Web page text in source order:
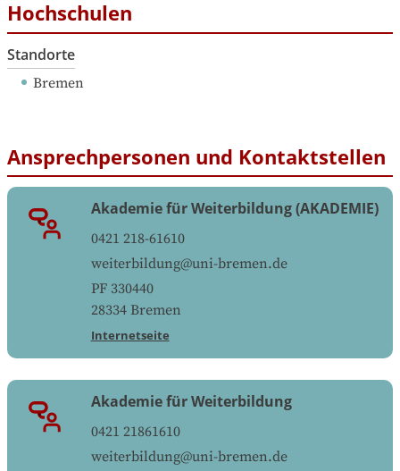
Hochschulen
Standorte
Bremen
Ansprechpersonen und Kontaktstellen
Akademie für Weiterbildung (AKADEMIE)
0421 218-61610
weiterbildung@uni-bremen.de
PF 330440
28334 Bremen
Internetseite
Akademie für Weiterbildung
0421 21861610
weiterbildung@uni-bremen.de